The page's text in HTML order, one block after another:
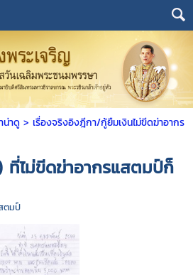
าดู > เรื่องจริงอิงฎีกา/กู้ยืมเงินไม่ขีดฆ่าอากร
ไม่ขีดฆ่าอากรแสตมป์ก็
ตมป์